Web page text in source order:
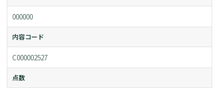
000000
内容コード
C000002527
点数